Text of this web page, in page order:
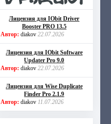
Лицензия для IObit Driver
Booster PRO 13.5
Автор: diakov 22.07.2026
Лицензия для IObit Software
Updater Pro 9.0
Автор: diakov 22.07.2026
Лицензия для Wise Duplicate
Finder Pro 2.1.9
Автор: diakov 11.07.2026